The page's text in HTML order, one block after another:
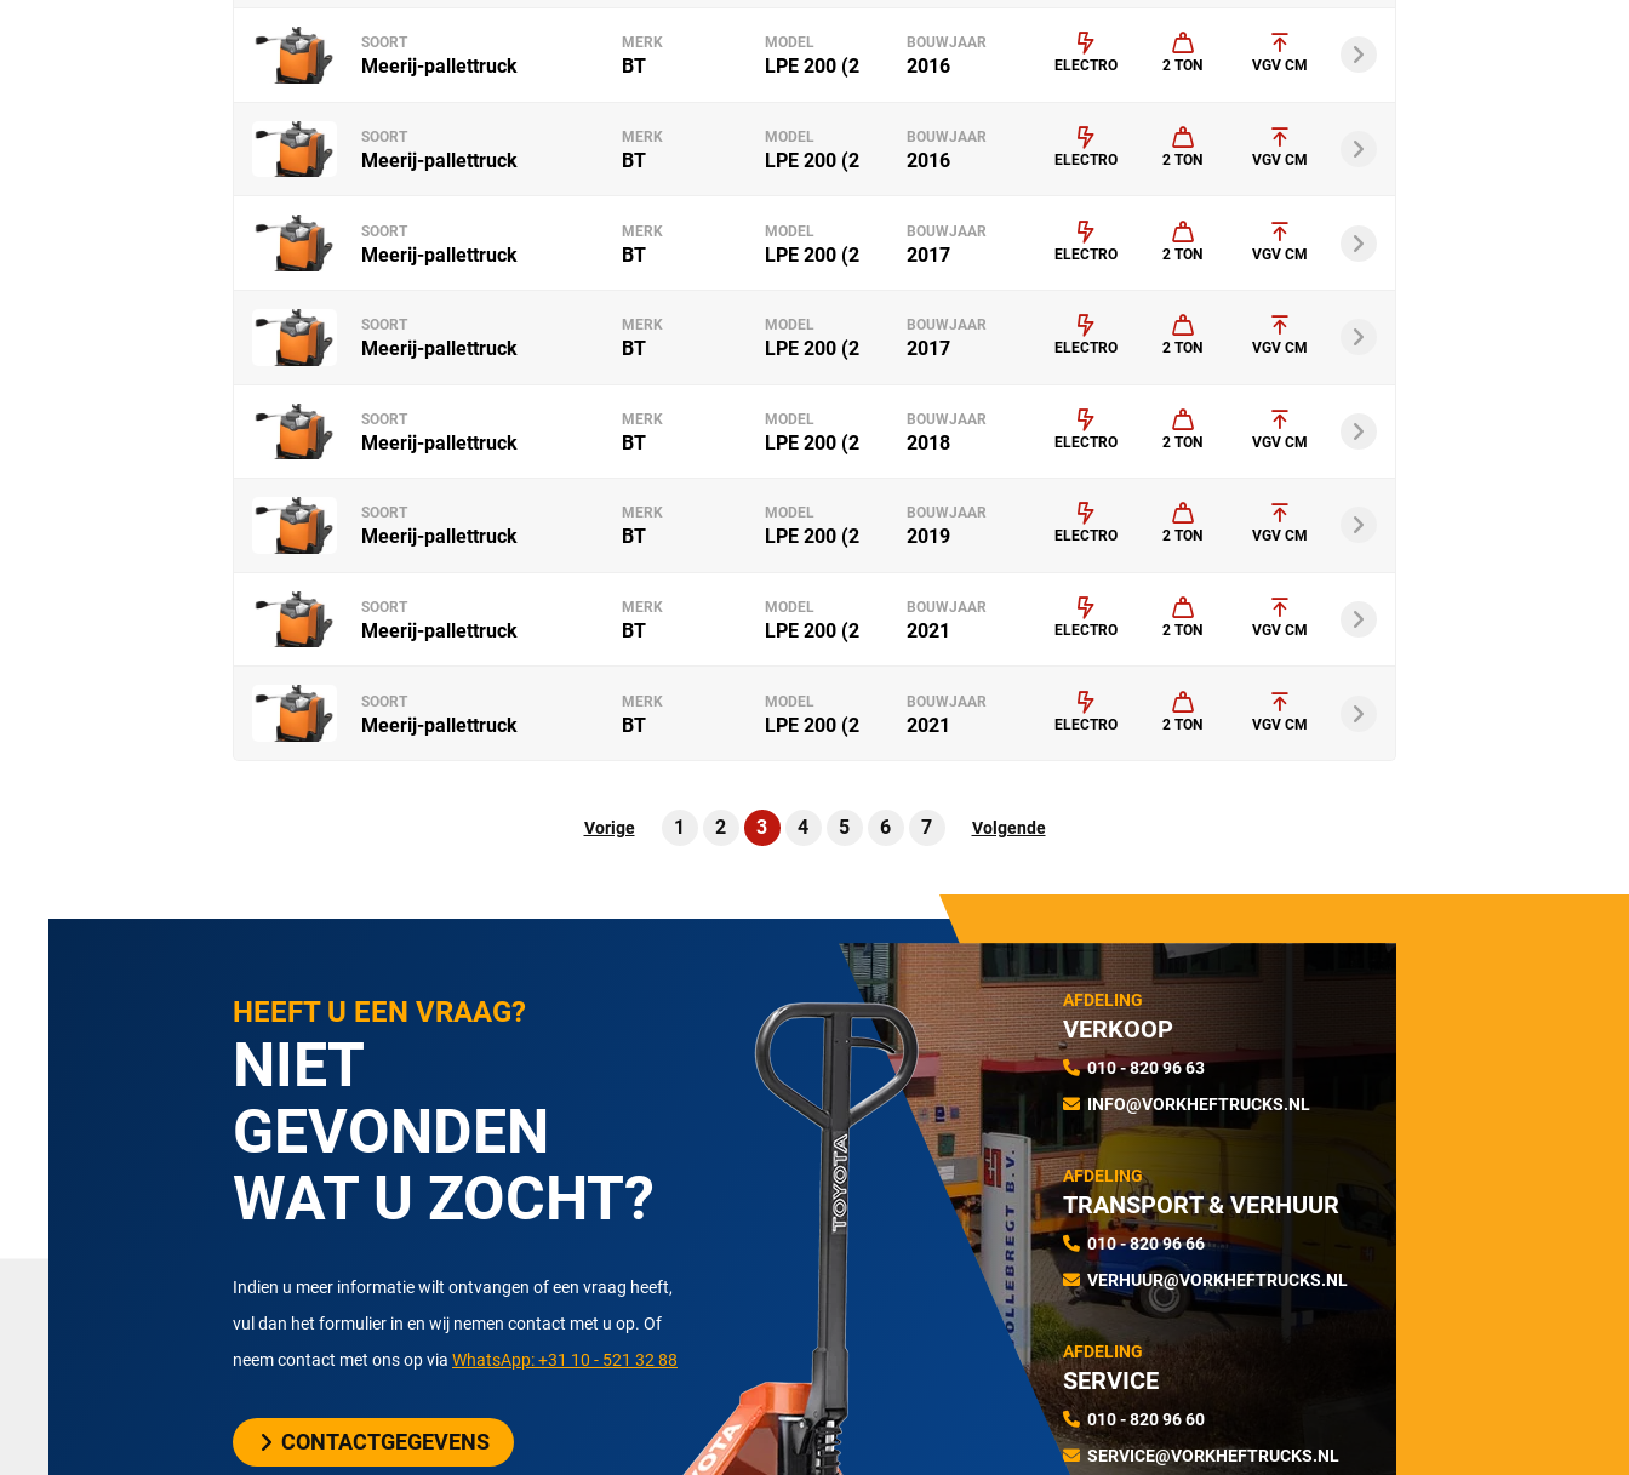
SOORT
Meerij-pallettruck
MERK
BT
MODEL
LPE 200 (2
BOUWJAAR
2016 ELECTRO 2 TON VGV CM
SOORT
Meerij-pallettruck
MERK
BT
MODEL
LPE 200 (2
BOUWJAAR
2016 ELECTRO 2 TON VGV CM
SOORT
Meerij-pallettruck
MERK
BT
MODEL
LPE 200 (2
BOUWJAAR
2017 ELECTRO 2 TON VGV CM
SOORT
Meerij-pallettruck
MERK
BT
MODEL
LPE 200 (2
BOUWJAAR
2017 ELECTRO 2 TON VGV CM
SOORT
Meerij-pallettruck
MERK
BT
MODEL
LPE 200 (2
BOUWJAAR
2018 ELECTRO 2 TON VGV CM
SOORT
Meerij-pallettruck
MERK
BT
MODEL
LPE 200 (2
BOUWJAAR
2019 ELECTRO 2 TON VGV CM
SOORT
Meerij-pallettruck
MERK
BT
MODEL
LPE 200 (2
BOUWJAAR
2021 ELECTRO 2 TON VGV CM
SOORT
Meerij-pallettruck
MERK
BT
MODEL
LPE 200 (2
BOUWJAAR
2021 ELECTRO 2 TON VGV CM
Vorige 1 2 3 4 5 6 7 Volgende
HEEFT U EEN VRAAG?
NIET
GEVONDEN
WAT U ZOCHT?
Indien u meer informatie wilt ontvangen of een vraag heeft,
vul dan het formulier in en wij nemen contact met u op. Of
neem contact met ons op via WhatsApp: +31 10 - 521 32 88
CONTACTGEGEVENS
AFDELING
VERKOOP
010 - 820 96 63
INFO@VORKHEFTRUCKS.NL
AFDELING
TRANSPORT & VERHUUR
010 - 820 96 66
VERHUUR@VORKHEFTRUCKS.NL
AFDELING
SERVICE
010 - 820 96 60
SERVICE@VORKHEFTRUCKS.NL